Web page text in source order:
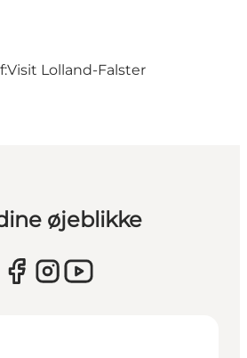
Visit Lolland-Falster
øjeblikke